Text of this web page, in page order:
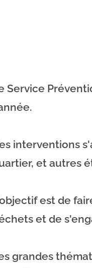
Service
interventions
et autres
est de
et de
grandes